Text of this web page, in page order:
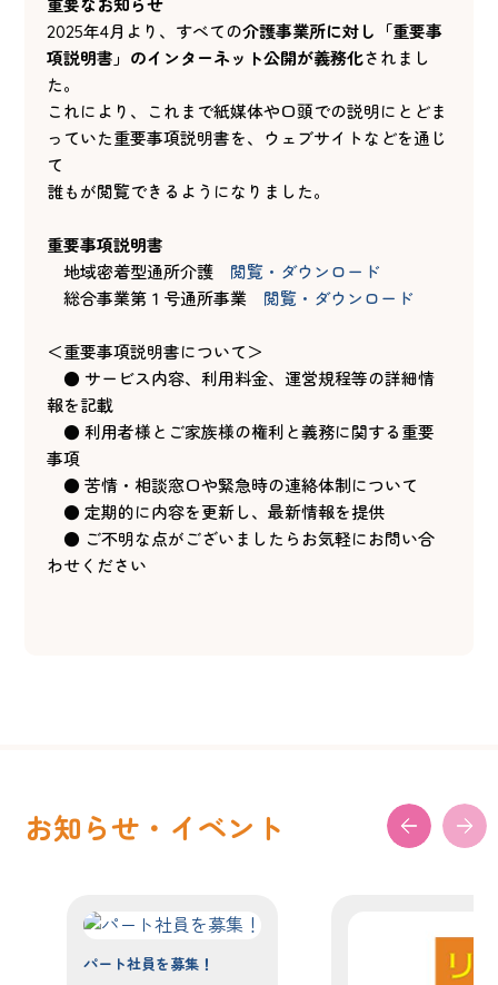
重要なお知らせ
2025年4月より、すべての介護事業所に対し「重要事
項説明書」のインターネット公開が義務化されまし
た。
これにより、これまで紙媒体や口頭での説明にとどま
っていた重要事項説明書を、ウェブサイトなどを通じ
て
誰もが閲覧できるようになりました。
重要事項説明書
地域密着型通所介護 閲覧・ダウンロード
総合事業第１号通所事業 閲覧・ダウンロード
＜重要事項説明書について＞
● サービス内容、利用料金、運営規程等の詳細情
報を記載
● 利用者様とご家族様の権利と義務に関する重要
事項
● 苦情・相談窓口や緊急時の連絡体制について
● 定期的に内容を更新し、最新情報を提供
● ご不明な点がございましたらお気軽にお問い合
わせください
お知らせ・イベント
パート社員を募集！